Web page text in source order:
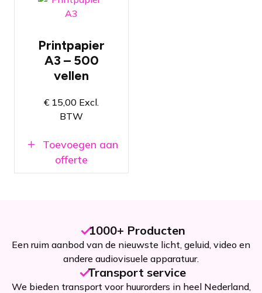
A3 papier
Wit papier
Geschikt voor
kleurenprinter
Printpapier
A3 – 500
vellen
€ 15,00 Excl.
BTW
Toevoegen aan
offerte
1000+ Producten
Een ruim aanbod van de nieuwste licht, geluid, video en
andere audiovisuele apparatuur.
Transport service
We bieden transport voor huurorders in heel Nederland,